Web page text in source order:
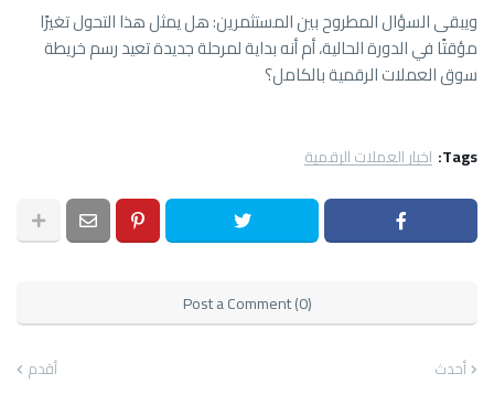
ويبقى السؤال المطروح بين المستثمرين: هل يمثل هذا التحول تغيرًا
مؤقتًا في الدورة الحالية، أم أنه بداية لمرحلة جديدة تعيد رسم خريطة
سوق العملات الرقمية بالكامل؟
Tags: اخبار العملات الرقمية
Post a Comment (0)
أحدث أقدم